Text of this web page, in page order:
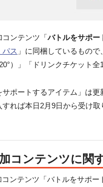
コンテンツ「バトルをサポー
パス 」に同梱しているもの
）」「ドリンクチケット全
サポートするアイテム」は
すれば本日2月9日から受け
コンテンツに関
コンテンツ「バトルをサポー